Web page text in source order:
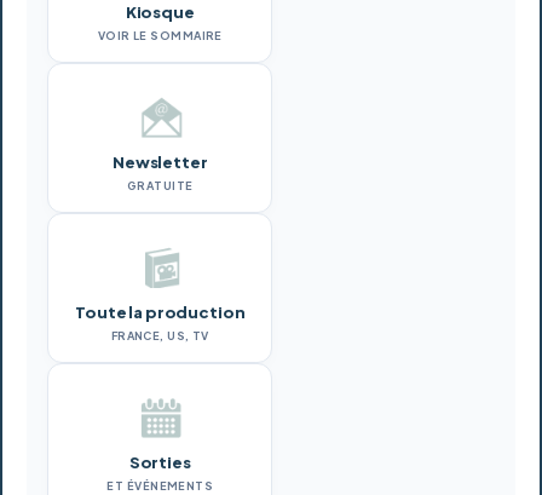
Kiosque
VOIR LE SOMMAIRE
Newsletter
GRATUITE
Toute la production
FRANCE, US, TV
Sorties
ET ÉVÉNEMENTS